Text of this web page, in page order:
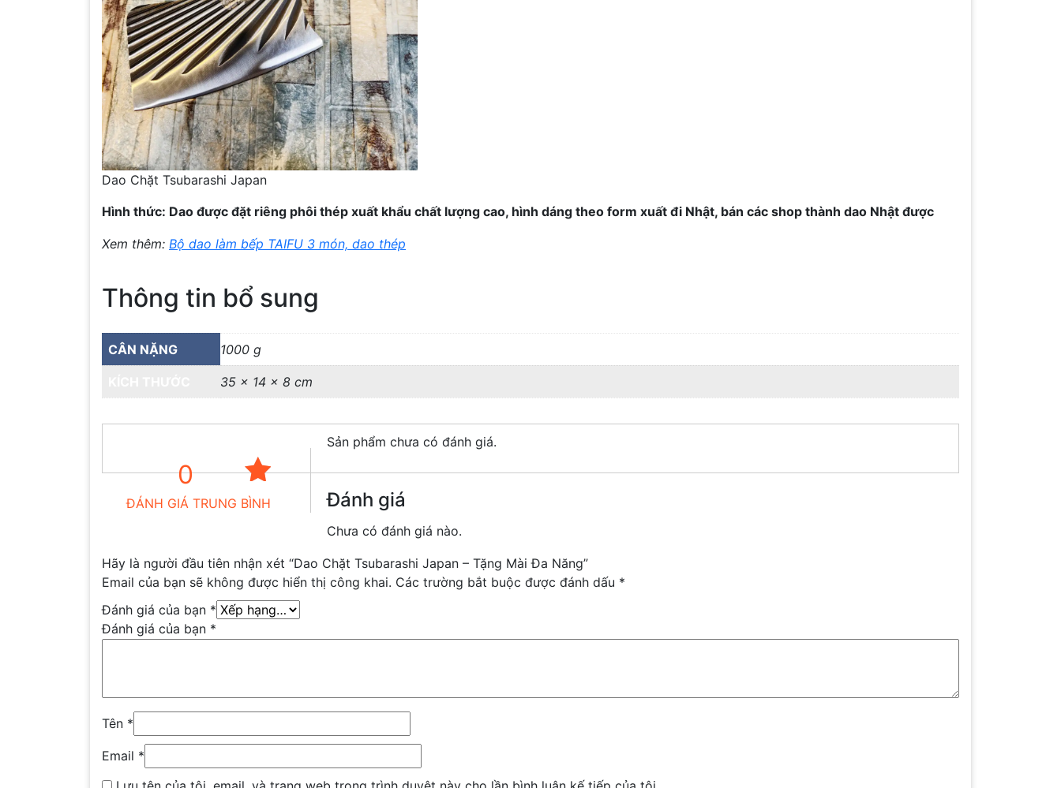
Dao Chặt Tsubarashi Japan
Hình thức: Dao được đặt riêng phôi thép xuất khẩu chất lượng cao, hình dáng theo form xuất đi Nhật, bán các shop thành dao Nhật được
Xem thêm: Bộ dao làm bếp TAIFU 3 món, dao thép
Thông tin bổ sung
CÂN NẶNG 1000 g
35 × 14 × 8 cm
0
ĐÁNH GIÁ TRUNG BÌNH
Sản phẩm chưa có đánh giá.
Đánh giá
Chưa có đánh giá nào.
Hãy là người đầu tiên nhận xét “Dao Chặt Tsubarashi Japan – Tặng Mài Đa Năng”
Email của bạn sẽ không được hiển thị công khai. Các trường bắt buộc được đánh dấu *
Đánh giá của bạn *
Đánh giá của bạn *
Tên *
Email *